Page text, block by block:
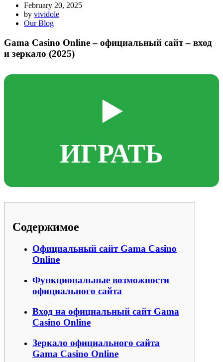
February 20, 2025
by vividole
Our Blog
Gama Casino Online – официальный сайт – вход
и зеркало (2025)
▶️
ИГРАТЬ
Содержимое
Официальный сайт Gama Casino
Online
Функциональные возможности
официального сайта
Вход на официальный сайт Gama
Casino Online
Зеркало официального сайта
Gama Casino Online